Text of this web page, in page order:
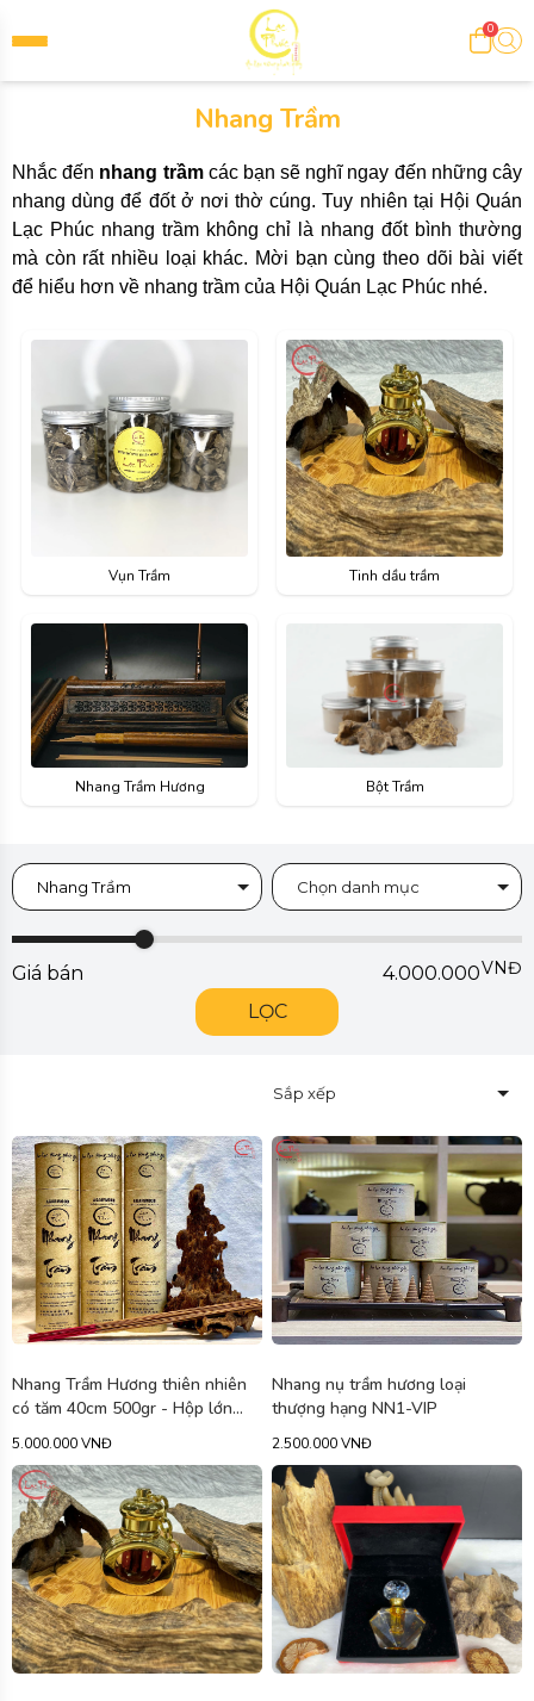
0
Nhang Trầm
Nhắc đến nhang trầmcác bạn sẽ nghĩ ngay đến những cây
nhang dùng để đốt ở nơi thờ cúng. Tuy nhiên tại Hội Quán
Lạc Phúc nhang trầm không chỉ là nhang đốt bình thường
mà còn rất nhiều loại khác. Mời bạn cùng theo dõi bài viết
để hiểu hơn về nhang trầm của Hội Quán Lạc Phúc nhé.
Vụn Trầm Tinh dầu trầm
Nhang Trầm Hương Bột Trầm
Nhang Trầm Chọn danh mục
Giá bán 4.000.000VNĐ
LỌC
Sắp xếp
Nhang Trầm Hương thiên nhiên
có tăm 40cm 500gr - Hộp lớn
NDL40
5.000.000 VNĐ
Nhang nụ trầm hương loại
thượng hạng NN1-VIP
2.500.000 VNĐ